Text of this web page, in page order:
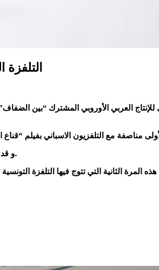
العربي الأوروبي المشترك “بين
و قد أعدت المخرجة شريطا متميزا تصورا و جودة و إخراجا أهلها للتتويج من خلال تقييم الخبراء العرب و الأوروبيين.